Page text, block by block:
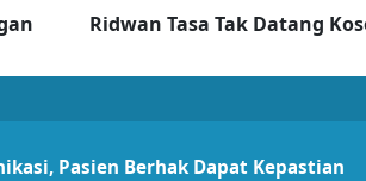
Ridwan Tasa Tak Datang
Pasien Berhak Dapat Kepastian